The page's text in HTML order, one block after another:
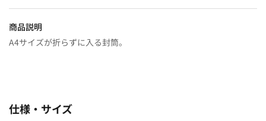
商品説明
A4サイズが折らずに入る封筒。
仕様・サイズ